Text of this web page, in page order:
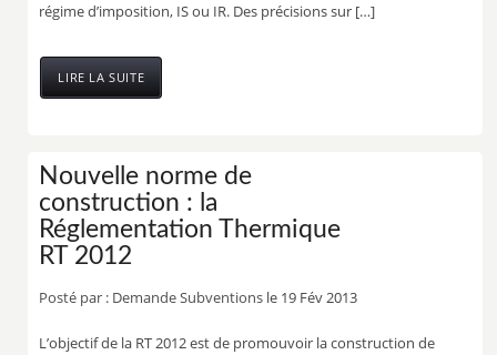
régime d’imposition, IS ou IR. Des précisions sur […]
LIRE LA SUITE
Nouvelle norme de
construction : la
Réglementation Thermique
RT 2012
Posté par : Demande Subventions le 19 Fév 2013
L’objectif de la RT 2012 est de promouvoir la construction de